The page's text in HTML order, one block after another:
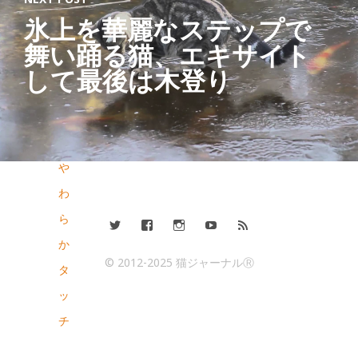
ア
ー
チ
型
形
や
わ
ら
か
タ
ッ
チ
氷上を華麗なステップで
舞い踊る猫、エキサイト
して最後は木登り
© 2012-2025 猫ジャーナルⓇ